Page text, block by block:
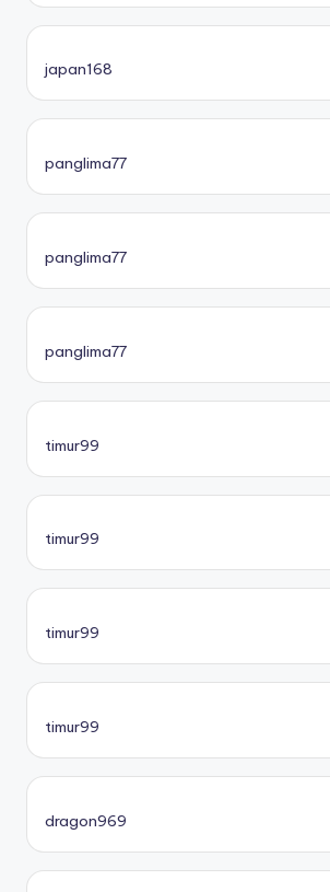
japan168
panglima77
panglima77
panglima77
timur99
timur99
timur99
timur99
dragon969